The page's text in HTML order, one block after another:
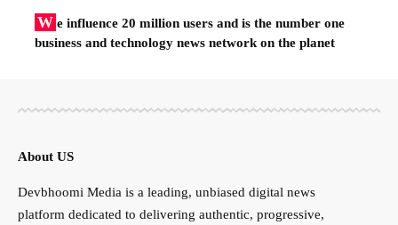
W e influence 20 million users and is the number one
business and technology news network on the planet
About US
Devbhoomi Media is a leading, unbiased digital news
platform dedicated to delivering authentic, progressive,